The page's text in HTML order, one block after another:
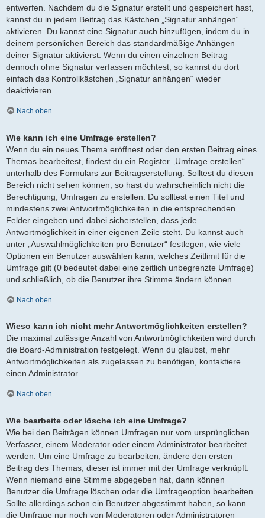
entwerfen. Nachdem du die Signatur erstellt und gespeichert hast,
kannst du in jedem Beitrag das Kästchen „Signatur anhängen“
aktivieren. Du kannst eine Signatur auch hinzufügen, indem du in
deinem persönlichen Bereich das standardmäßige Anhängen
deiner Signatur aktivierst. Wenn du einen einzelnen Beitrag
dennoch ohne Signatur verfassen möchtest, so kannst du dort
einfach das Kontrollkästchen „Signatur anhängen“ wieder
deaktivieren.
Nach oben
Wie kann ich eine Umfrage erstellen?
Wenn du ein neues Thema eröffnest oder den ersten Beitrag eines
Themas bearbeitest, findest du ein Register „Umfrage erstellen“
unterhalb des Formulars zur Beitragserstellung. Solltest du diesen
Bereich nicht sehen können, so hast du wahrscheinlich nicht die
Berechtigung, Umfragen zu erstellen. Du solltest einen Titel und
mindestens zwei Antwortmöglichkeiten in die entsprechenden
Felder eingeben und dabei sicherstellen, dass jede
Antwortmöglichkeit in einer eigenen Zeile steht. Du kannst auch
unter „Auswahlmöglichkeiten pro Benutzer“ festlegen, wie viele
Optionen ein Benutzer auswählen kann, welches Zeitlimit für die
Umfrage gilt (0 bedeutet dabei eine zeitlich unbegrenzte Umfrage)
und schließlich, ob die Benutzer ihre Stimme ändern können.
Nach oben
Wieso kann ich nicht mehr Antwortmöglichkeiten erstellen?
Die maximal zulässige Anzahl von Antwortmöglichkeiten wird durch
die Board-Administration festgelegt. Wenn du glaubst, mehr
Antwortmöglichkeiten als zugelassen zu benötigen, kontaktiere
einen Administrator.
Nach oben
Wie bearbeite oder lösche ich eine Umfrage?
Wie bei den Beiträgen können Umfragen nur vom ursprünglichen
Verfasser, einem Moderator oder einem Administrator bearbeitet
werden. Um eine Umfrage zu bearbeiten, ändere den ersten
Beitrag des Themas; dieser ist immer mit der Umfrage verknüpft.
Wenn niemand eine Stimme abgegeben hat, dann können
Benutzer die Umfrage löschen oder die Umfrageoption bearbeiten.
Sollte allerdings schon ein Benutzer abgestimmt haben, so kann
die Umfrage nur noch von Moderatoren oder Administratoren